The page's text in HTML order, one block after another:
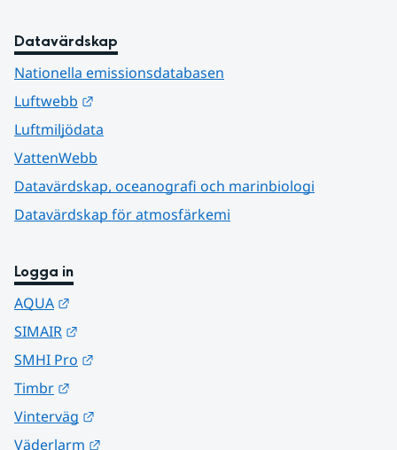
Datavärdskap
Nationella emissionsdatabasen
Luftwebb
Luftmiljödata
VattenWebb
Datavärdskap, oceanografi och marinbiologi
Datavärdskap för atmosfärkemi
Logga in
AQUA
SIMAIR
SMHI Pro
Timbr
Vinterväg
Väderlarm